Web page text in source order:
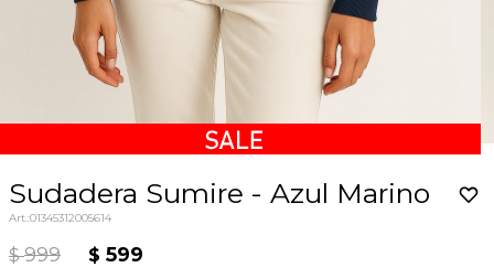
Sudadera Sumire - Azul Marino
01345312005614
$ 999 $ 599